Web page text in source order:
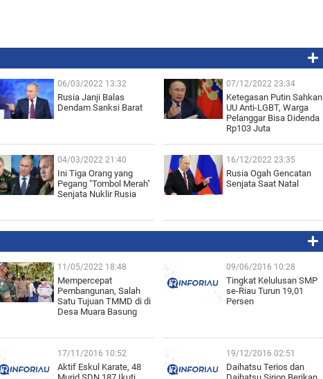
06/03/2022 13:32
Rusia Janji Balas
Dendam Sanksi Barat
07/12/2022 23:34
Ketegasan Putin Sahkan
UU Anti-LGBT, Warga
Pelanggar Bisa Didenda
Rp103 Juta
04/03/2022 21:40
Ini Tiga Orang yang
Pegang "Tombol Merah"
Senjata Nuklir Rusia
16/12/2022 23:35
Rusia Ogah Gencatan
Senjata Saat Natal
11/05/2022 18:48
Mempercepat
Pembangunan, Salah
Satu Tujuan TMMD di di
Desa Muara Basung
09/06/2016 10:28
Tingkat Kelulusan SMP
se-Riau Turun 19,01
Persen
17/11/2016 10:52
Aktif Eskul Karate, 48
19/12/2016 02:51
Daihatsu Terios dan